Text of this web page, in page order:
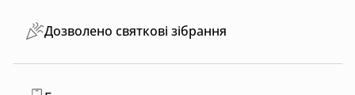
Дозволено святкові зібрання